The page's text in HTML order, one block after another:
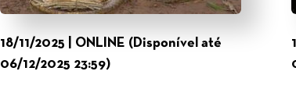
18/11/2025 | ONLINE (Disponível até
06/12/2025 23:59)